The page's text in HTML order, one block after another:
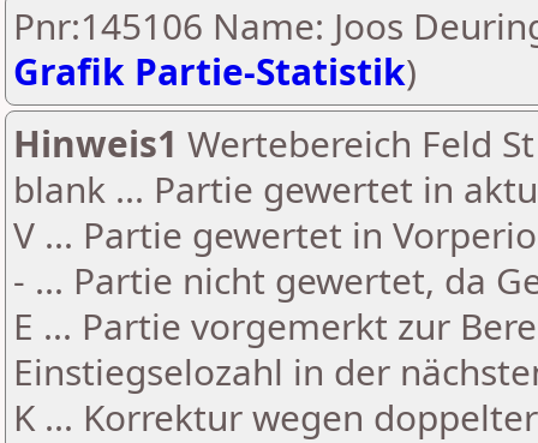
Pnr:145106 Name: Joos
Grafik Partie-Statistik)
Hinweis1 Wertebereich Feld
blank ... Partie gewertet in
V ... Partie gewertet in
- ... Partie nicht gewertet, da
E ... Partie vorgemerkt zur
Einstiegselozahl in der
K ... Korrektur wegen